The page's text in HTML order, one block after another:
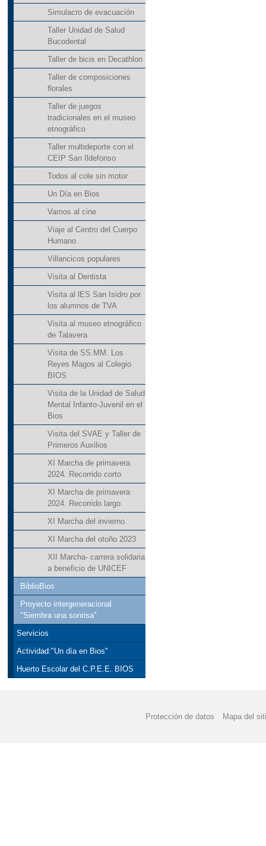
Simulacro de evacuación
Taller Unidad de Salud
Bucodental
Taller de bicis en Decathlon
Taller de composiciones
florales
Taller de juegos
tradicionales en el museo
etnográfico
Taller multideporte con el
CEIP San Ildefonso
Todos al cole sin motor
Un Día en Bios
Vamos al cine
Viaje al Centro del Cuerpo
Humano
Villancicos populares
Visita al Dentista
Visita al lES San Isidro por
los alumnos de TVA
Visita al museo etnográfico
de Talavera
Visita de SS.MM. Los
Reyes Magos al Colegio
BIOS
Visita de la Unidad de Salud
Mental Infanto-Juvenil en el
Bios
Visita del SVAE y Taller de
Primeros Auxilios
XI Marcha de primavera
2024. Recorrido corto
XI Marcha de primavera
2024. Recorrido largo
XI Marcha del invierno.
XI Marcha del otoño 2023
XII Marcha- carrera solidaria
a beneficio de UNICEF
BiblioBios
Proyecto intergeneracional
"Siembra una sonrisa"
Servicios
Actividad:"Un día en Bios"
Huerto Escolar del C.P.E.E. BIOS
Protección de datos Mapa del